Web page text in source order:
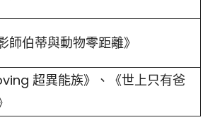
師伯蒂與動物零距離》
超異能族》、《世上只有爸